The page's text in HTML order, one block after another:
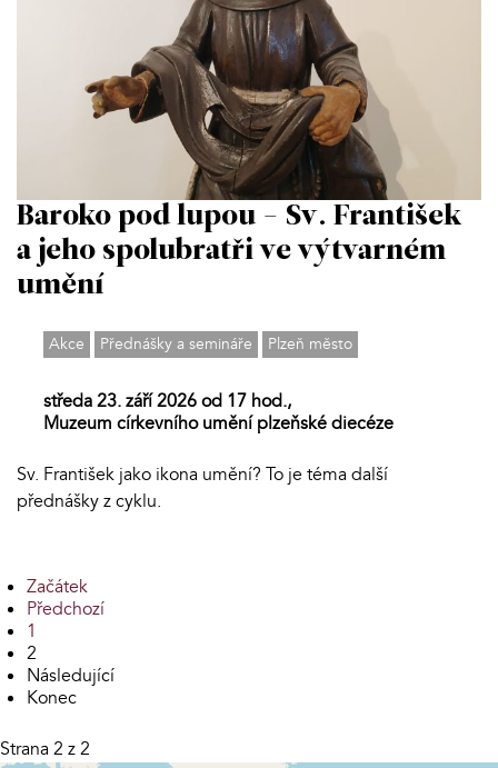
Baroko pod lupou - Sv. František
a jeho spolubratři ve výtvarném
umění
Akce Přednášky a semináře Plzeň město
středa 23. září 2026 od 17 hod.,
Muzeum církevního umění plzeňské diecéze
Sv. František jako ikona umění? To je téma další
přednášky z cyklu.
Začátek
Předchozí
1
2
Následující
Konec
Strana 2 z 2